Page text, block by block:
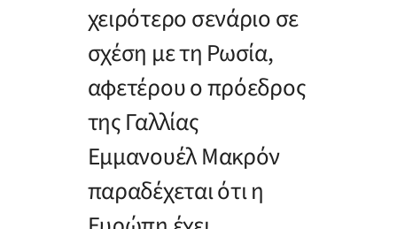
χειρότερο σενάριο σε
σχέση με τη Ρωσία,
αφετέρου ο πρόεδρος
της Γαλλίας
Εμμανουέλ Μακρόν
παραδέχεται ότι η